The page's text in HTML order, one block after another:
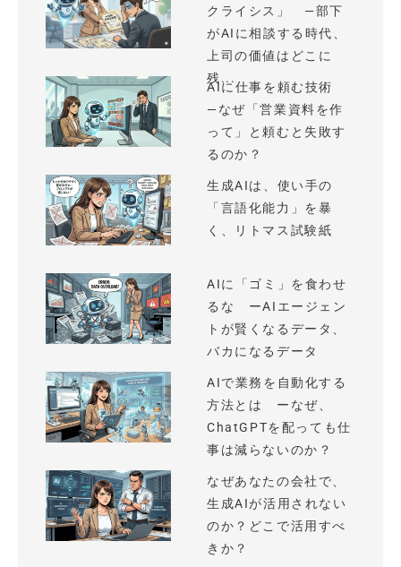
クライシス」 —部下
がAIに相談する時代、
上司の価値はどこに
残...
AIに仕事を頼む技術
—なぜ「営業資料を作
って」と頼むと失敗す
るのか？
生成AIは、使い手の
「言語化能力」を暴
く、リトマス試験紙
AIに「ゴミ」を食わせ
るな ーAIエージェン
トが賢くなるデータ、
バカになるデータ
AIで業務を自動化する
方法とは ーなぜ、
ChatGPTを配っても仕
事は減らないのか？
なぜあなたの会社で、
生成AIが活用されない
のか？どこで活用すべ
きか？